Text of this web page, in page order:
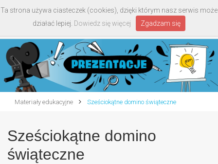
Materiały edukacyjne Sześciokątne domino świąteczne
Sześciokątne domino
świąteczne
Ta strona używa ciasteczek (cookies), dzięki którym nasz serwis może
działać lepiej. Dowiedz się więcej Zgadzam się